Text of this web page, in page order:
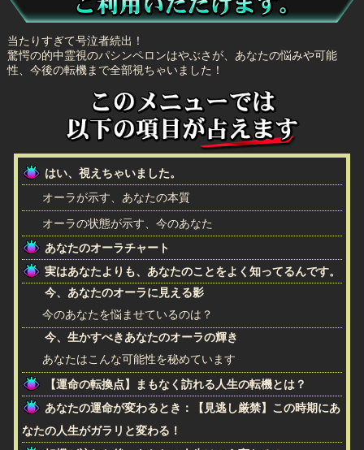
当たりすぎて号泣者続出！
驚愕の的中霊視のパシンペロンはやぶさが、あなたの悩みや可能
性、今後の転機まで全部視ちゃいました！
はい、視えちゃいました。
オーラが示す、あなたの本質
オーラの状態が示す、今のあなた
あなたのオーラチャート
実はあなたよりも、あなたのことをよく知ってるんです。
今、あなたのオーラに見える影
今のあなたを悩ませているのは？
今、生かすべきあなたのオーラの輝き
あなたはこんな可能性を秘めています
【運命の転換点】まもなく訪れる人生の転機とは？
あなたの運命が変わるとき：【見逃し厳禁】この時期にあ
なたの人生がガラリと変わる！